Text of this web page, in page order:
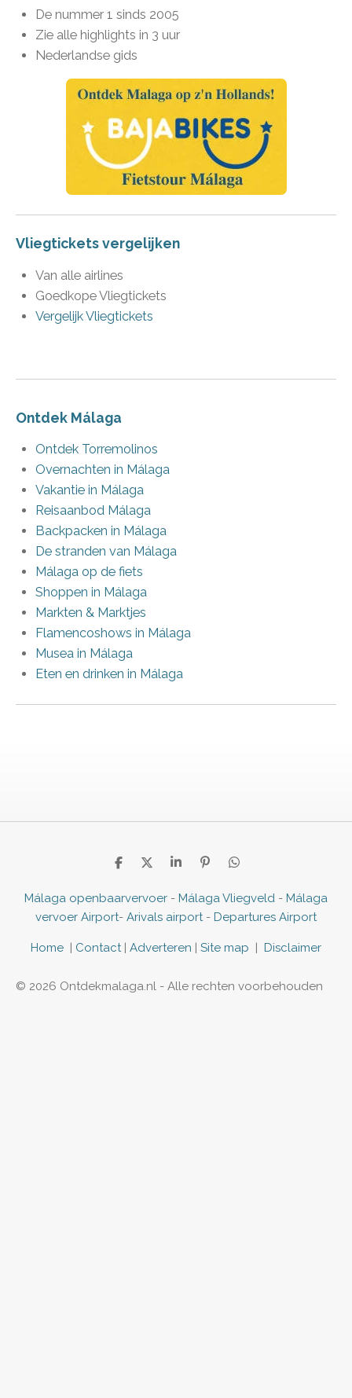
De nummer 1 sinds 2005
Zie alle highlights in 3 uur
Nederlandse gids
Vliegtickets vergelijken
Van alle airlines
Goedkope Vliegtickets
Vergelijk Vliegtickets
Ontdek Málaga
Ontdek Torremolinos
Overnachten in Málaga
Vakantie in Málaga
Reisaanbod Málaga
Backpacken in Málaga
De stranden van Málaga
Málaga op de fiets
Shoppen in Málaga
Markten & Marktjes
Flamencoshows in Málaga
Musea in Málaga
Eten en drinken in Málaga
D
l
n
D
e
S
a
e
P
n
n
e
D
l
n
Málaga openbaarvervoer - Málaga Vliegveld - Málaga
vervoer Airport- Arivals airport - Departures Airport
Home | Contact | Adverteren | Site map | Disclaimer
© 2026 Ontdekmalaga.nl - Alle rechten voorbehouden